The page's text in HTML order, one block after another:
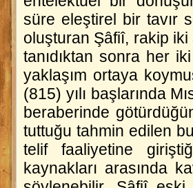
süre eleştirel bir tavır
oluşturan Şâfiî, rakip iki
tanıdıktan sonra her
yaklaşım ortaya
(815) yılı başlarında
beraberinde
tuttuğu tahmin edilen
telif faaliyetine
kaynakları arasında